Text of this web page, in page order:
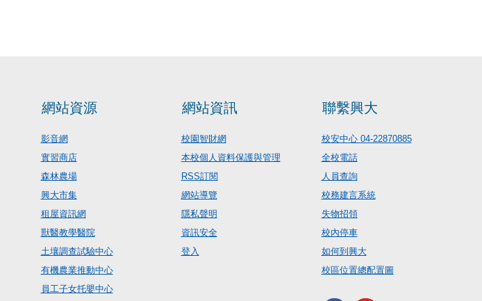
網站資源
影音網
實習商店
森林農場
興大市集
租屋資訊網
獸醫教學醫院
土壤調查試驗中心
有機農業推動中心
員工子女托嬰中心
網站資訊
校園智財網
本校個人資料保護與管理
RSS訂閱
網站導覽
隱私聲明
資訊安全
登入
聯繫興大
校安中心 04-22870885
全校電話
人員查詢
校務建言系統
失物招領
校內停車
如何到興大
校區位置總配置圖